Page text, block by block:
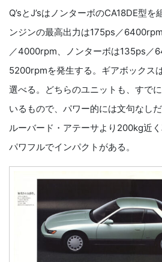
Q’sとJ’sはノンターボのCA18DE型
ンジンの最高出力は175ps／
／4000rpm、ノンターボは135ps／
5200rpmを発生する。ギアボックス
選べる。どちらのユニットも、すで
いるもので、パワー的には文句なし
ルーバード・アテーサより200kg近
パワフルでインパクトがある。